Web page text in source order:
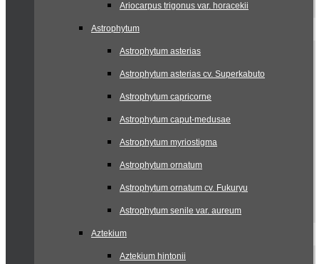
Ariocarpus trigonus var. horacekii
Astrophytum
Astrophytum asterias
Astrophytum asterias cv. Superkabuto
Astrophytum capricorne
Astrophytum caput-medusae
Astrophytum myriostigma
Astrophytum ornatum
Astrophytum ornatum cv. Fukuryu
Astrophytum senile var. aureum
Aztekium
Aztekium hintonii